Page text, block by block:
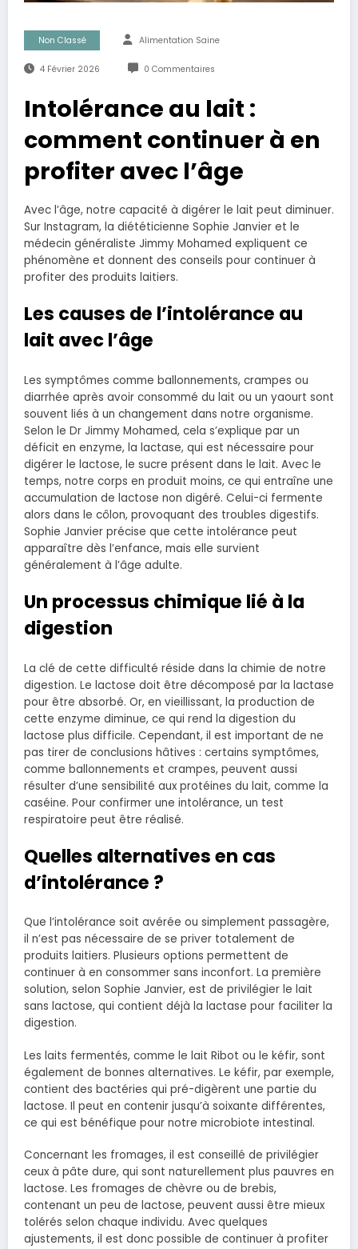
Non Classé Alimentation Saine
4 Février 2026 0 Commentaires
Intolérance au lait :
comment continuer à en
profiter avec l’âge
Avec l’âge, notre capacité à digérer le lait peut diminuer.
Sur Instagram, la diététicienne Sophie Janvier et le
médecin généraliste Jimmy Mohamed expliquent ce
phénomène et donnent des conseils pour continuer à
profiter des produits laitiers.
Les causes de l’intolérance au
lait avec l’âge
Les symptômes comme ballonnements, crampes ou
diarrhée après avoir consommé du lait ou un yaourt sont
souvent liés à un changement dans notre organisme.
Selon le Dr Jimmy Mohamed, cela s’explique par un
déficit en enzyme, la lactase, qui est nécessaire pour
digérer le lactose, le sucre présent dans le lait. Avec le
temps, notre corps en produit moins, ce qui entraîne une
accumulation de lactose non digéré. Celui-ci fermente
alors dans le côlon, provoquant des troubles digestifs.
Sophie Janvier précise que cette intolérance peut
apparaître dès l’enfance, mais elle survient
généralement à l’âge adulte.
Un processus chimique lié à la
digestion
La clé de cette difficulté réside dans la chimie de notre
digestion. Le lactose doit être décomposé par la lactase
pour être absorbé. Or, en vieillissant, la production de
cette enzyme diminue, ce qui rend la digestion du
lactose plus difficile. Cependant, il est important de ne
pas tirer de conclusions hâtives : certains symptômes,
comme ballonnements et crampes, peuvent aussi
résulter d’une sensibilité aux protéines du lait, comme la
caséine. Pour confirmer une intolérance, un test
respiratoire peut être réalisé.
Quelles alternatives en cas
d’intolérance ?
Que l’intolérance soit avérée ou simplement passagère,
il n’est pas nécessaire de se priver totalement de
produits laitiers. Plusieurs options permettent de
continuer à en consommer sans inconfort. La première
solution, selon Sophie Janvier, est de privilégier le lait
sans lactose, qui contient déjà la lactase pour faciliter la
digestion.
Les laits fermentés, comme le lait Ribot ou le kéfir, sont
également de bonnes alternatives. Le kéfir, par exemple,
contient des bactéries qui pré-digèrent une partie du
lactose. Il peut en contenir jusqu’à soixante différentes,
ce qui est bénéfique pour notre microbiote intestinal.
Concernant les fromages, il est conseillé de privilégier
ceux à pâte dure, qui sont naturellement plus pauvres en
lactose. Les fromages de chèvre ou de brebis,
contenant un peu de lactose, peuvent aussi être mieux
tolérés selon chaque individu. Avec quelques
ajustements, il est donc possible de continuer à profiter